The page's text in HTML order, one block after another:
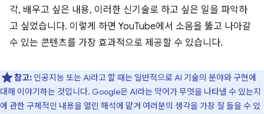
각, 배우고 싶은 내용, 이러한 신기술로 하고 싶은 일을 파악하
고 싶었습니다. 이렇게 하면 YouTube에서 소음을 뚫고 나아갈
수 있는 콘텐츠를 가장 효과적으로 제공할 수 있습니다.
참고: 인공지능 또는 AI라고 할 때는 일반적으로 AI 기술의 분야와 구현에
대해 이야기하는 것입니다. Google은 AI라는 약어가 무엇을 나타낼 수 있는지
에 관한 구체적인 내용을 열린 해석에 맡겨 여러분의 생각을 가장 잘 들을 수 있